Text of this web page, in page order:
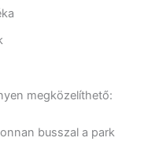
megközelíthető:
busszal a park